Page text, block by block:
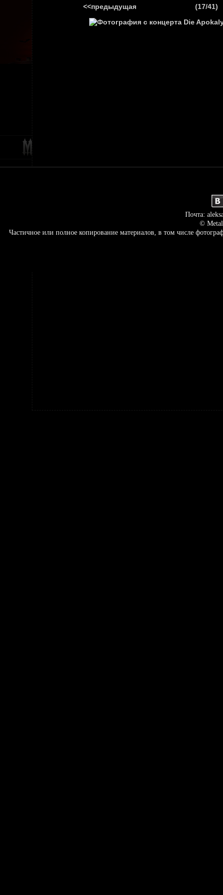
<<предыдущая (17/41)
Почта:
©
Частичное или полное копирование материалов, в том числе